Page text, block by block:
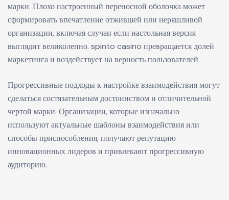
марки. Плохо настроенный переносной оболочка может
сформировать впечатление отжившей или неряшливой
организации, включая случаи если настольная версия
выглядит великолепно. spinto casino превращается долей
маркетинга и воздействует на верность пользователей.
Прогрессивные подходы к настройке взаимодействия могут
сделаться состязательным достоинством и отличительной
чертой марки. Организации, которые изначально
используют актуальные шаблоны взаимодействия или
способы приспособления, получают репутацию
инновационных лидеров и привлекают прогрессивную
аудиторию.